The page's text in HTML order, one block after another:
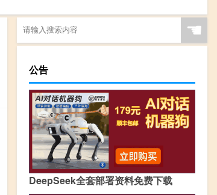
☚
公告
DeepSeek全套部署资料免费下载